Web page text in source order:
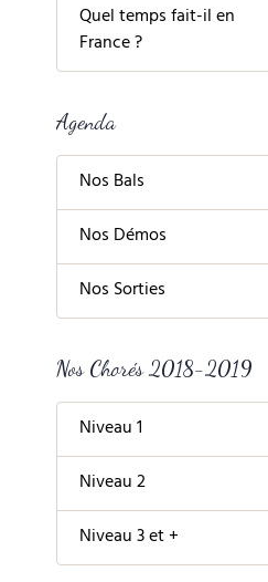
Quel temps fait-il en
France ?
Agenda
Nos Bals
Nos Démos
Nos Sorties
Nos Chorés 2018-2019
Niveau 1
Niveau 2
Niveau 3 et +